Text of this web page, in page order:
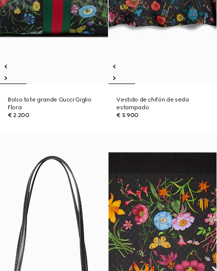
Bolso tote grande Gucci Giglio
Flora
€ 2.200
Vestido de chifón de seda
estampado
€ 5.900